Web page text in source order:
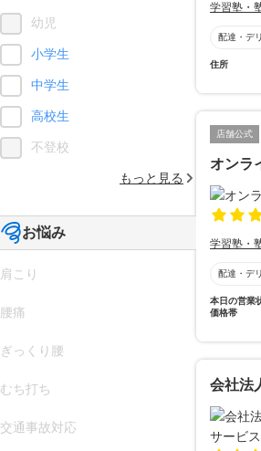
学習塾・
配達・デ
住所
店舗公式
オンラ
学習塾・
配達・デ
本日の営業
価格帯
会社法
幼児
小学生
中学生
高校生
不登校
もっと見る
お悩み
肩こり
腰痛
ぎっくり腰
むち打ち
交通事故対応